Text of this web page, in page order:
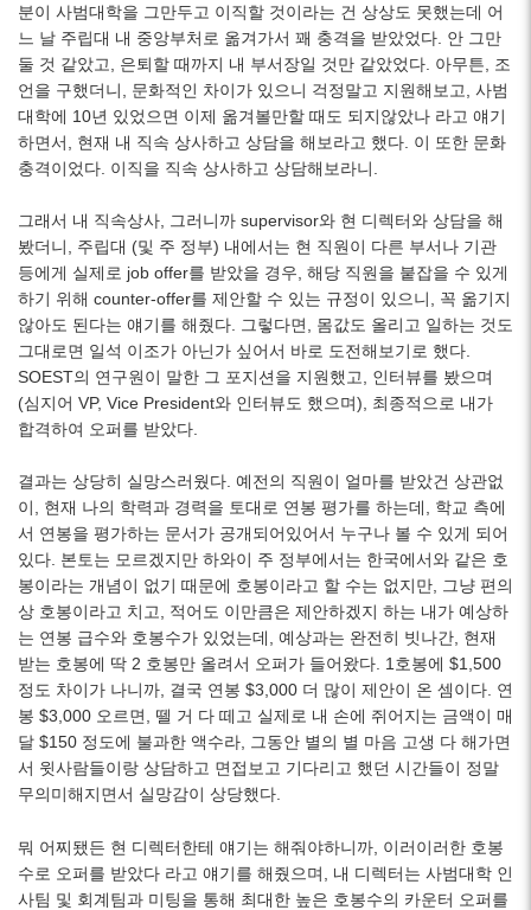
분이 사범대학을 그만두고 이직할 것이라는 건 상상도 못했는데 어
느 날 주립대 내 중앙부처로 옮겨가서 꽤 충격을 받았었다. 안 그만
둘 것 같았고, 은퇴할 때까지 내 부서장일 것만 같았었다. 아무튼, 조
언을 구했더니, 문화적인 차이가 있으니 걱정말고 지원해보고, 사범
대학에 10년 있었으면 이제 옮겨볼만할 때도 되지않았나 라고 얘기
하면서, 현재 내 직속 상사하고 상담을 해보라고 했다. 이 또한 문화
충격이었다. 이직을 직속 상사하고 상담해보라니.
그래서 내 직속상사, 그러니까 supervisor와 현 디렉터와 상담을 해
봤더니, 주립대 (및 주 정부) 내에서는 현 직원이 다른 부서나 기관
등에게 실제로 job offer를 받았을 경우, 해당 직원을 붙잡을 수 있게
하기 위해 counter-offer를 제안할 수 있는 규정이 있으니, 꼭 옮기지
않아도 된다는 얘기를 해줬다. 그렇다면, 몸값도 올리고 일하는 것도
그대로면 일석 이조가 아닌가 싶어서 바로 도전해보기로 했다.
SOEST의 연구원이 말한 그 포지션을 지원했고, 인터뷰를 봤으며
(심지어 VP, Vice President와 인터뷰도 했으며), 최종적으로 내가
합격하여 오퍼를 받았다.
결과는 상당히 실망스러웠다. 예전의 직원이 얼마를 받았건 상관없
이, 현재 나의 학력과 경력을 토대로 연봉 평가를 하는데, 학교 측에
서 연봉을 평가하는 문서가 공개되어있어서 누구나 볼 수 있게 되어
있다. 본토는 모르겠지만 하와이 주 정부에서는 한국에서와 같은 호
봉이라는 개념이 없기 때문에 호봉이라고 할 수는 없지만, 그냥 편의
상 호봉이라고 치고, 적어도 이만큼은 제안하겠지 하는 내가 예상하
는 연봉 급수와 호봉수가 있었는데, 예상과는 완전히 빗나간, 현재
받는 호봉에 딱 2 호봉만 올려서 오퍼가 들어왔다. 1호봉에 $1,500
정도 차이가 나니까, 결국 연봉 $3,000 더 많이 제안이 온 셈이다. 연
봉 $3,000 오르면, 뗄 거 다 떼고 실제로 내 손에 쥐어지는 금액이 매
달 $150 정도에 불과한 액수라, 그동안 별의 별 마음 고생 다 해가면
서 윗사람들이랑 상담하고 면접보고 기다리고 했던 시간들이 정말
무의미해지면서 실망감이 상당했다.
뭐 어찌됐든 현 디렉터한테 얘기는 해줘야하니까, 이러이러한 호봉
수로 오퍼를 받았다 라고 얘기를 해줬으며, 내 디렉터는 사범대학 인
사팀 및 회계팀과 미팅을 통해 최대한 높은 호봉수의 카운터 오퍼를